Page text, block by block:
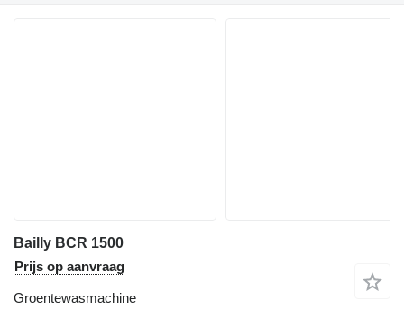
Bailly BCR 1500
Prijs op aanvraag
Groentewasmachine